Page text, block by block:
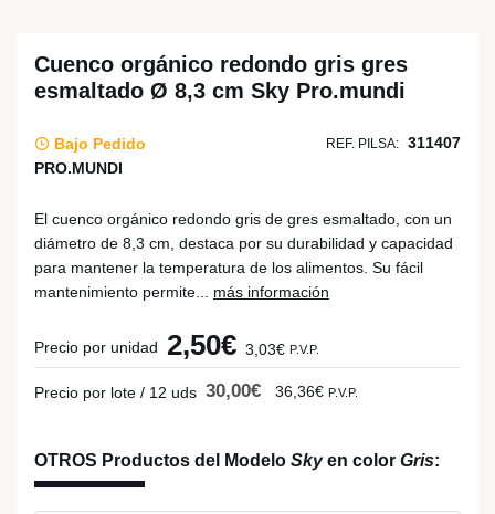
Cuenco orgánico redondo gris gres
esmaltado Ø 8,3 cm Sky Pro.mundi
Bajo Pedido REF. PILSA: 311407
PRO.MUNDI
El cuenco orgánico redondo gris de gres esmaltado, con un
diámetro de 8,3 cm, destaca por su durabilidad y capacidad
para mantener la temperatura de los alimentos. Su fácil
mantenimiento permite... más información
Precio por unidad 2,50€ 3,03€ P.V.P.
Precio por lote / 12 uds 30,00€ 36,36€ P.V.P.
OTROS Productos del Modelo Skyen color Gris: